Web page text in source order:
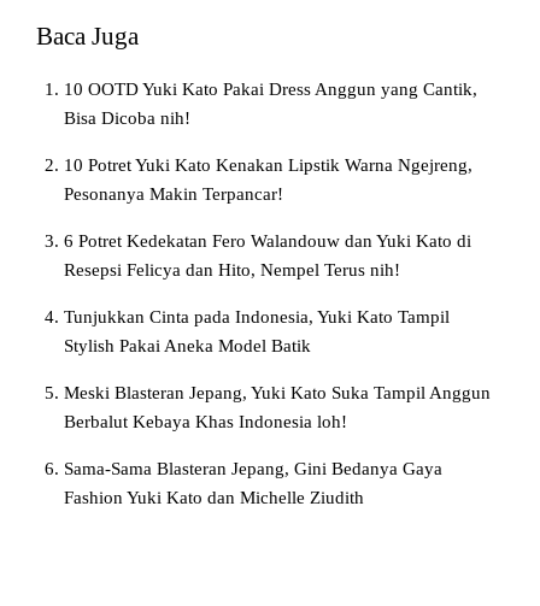
Baca Juga
10 OOTD Yuki Kato Pakai Dress Anggun yang Cantik,
Bisa Dicoba nih!
10 Potret Yuki Kato Kenakan Lipstik Warna Ngejreng,
Pesonanya Makin Terpancar!
6 Potret Kedekatan Fero Walandouw dan Yuki Kato di
Resepsi Felicya dan Hito, Nempel Terus nih!
Tunjukkan Cinta pada Indonesia, Yuki Kato Tampil
Stylish Pakai Aneka Model Batik
Meski Blasteran Jepang, Yuki Kato Suka Tampil Anggun
Berbalut Kebaya Khas Indonesia loh!
Sama-Sama Blasteran Jepang, Gini Bedanya Gaya
Fashion Yuki Kato dan Michelle Ziudith